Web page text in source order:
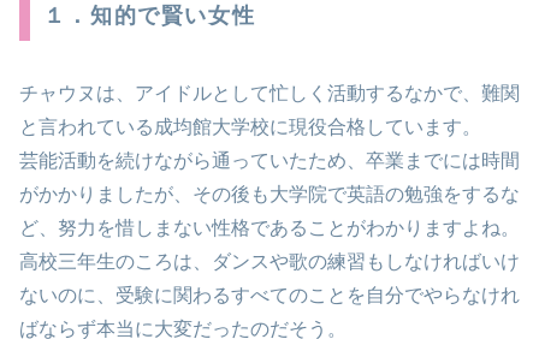
１．知的で賢い女性
チャウヌは、アイドルとして忙しく活動するなかで、難関
と言われている成均館大学校に現役合格しています。
芸能活動を続けながら通っていたため、卒業までには時間
がかかりましたが、その後も大学院で英語の勉強をするな
ど、努力を惜しまない性格であることがわかりますよね。
高校三年生のころは、ダンスや歌の練習もしなければいけ
ないのに、受験に関わるすべてのことを自分でやらなけれ
ばならず本当に大変だったのだそう。